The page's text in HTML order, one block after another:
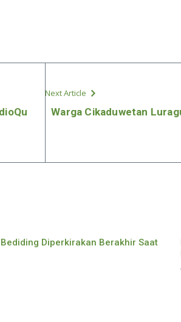
Next Article
Warga Cikaduwetan
Bediding Diperkirakan Berakhir Saat